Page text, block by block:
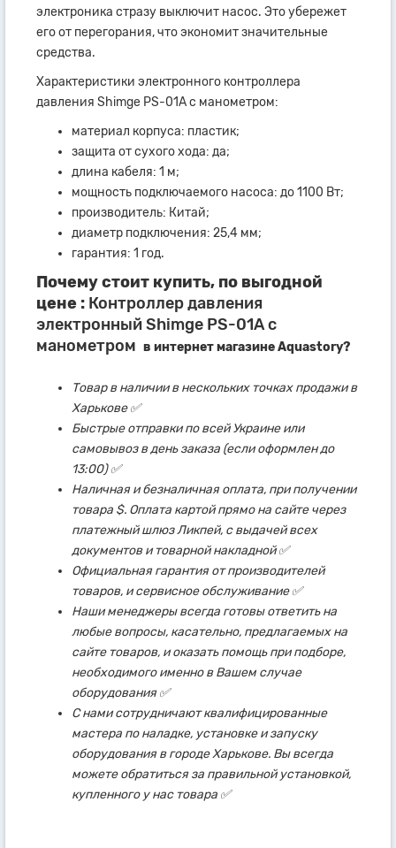
электроника стразу выключит насос. Это убережет
его от перегорания, что экономит значительные
средства.
Характеристики электронного контроллера
давления Shimge PS-01A с манометром:
материал корпуса: пластик;
защита от сухого хода: да;
длина кабеля: 1 м;
мощность подключаемого насоса: до 1100 Вт;
производитель: Китай;
диаметр подключения: 25,4 мм;
гарантия: 1 год.
Почему стоит купить, по выгодной
цене : Контроллер давления
электронный Shimge PS-01A с
манометром в интернет магазине Aquastory?
Товар в наличии в нескольких точках продажи в
Харькове ✅
Быстрые отправки по всей Украине или
самовывоз в день заказа (если оформлен до
13:00) ✅
Наличная и безналичная оплата, при получении
товара $. Оплата картой прямо на сайте через
платежный шлюз Ликпей, с выдачей всех
документов и товарной накладной ✅
Официальная гарантия от производителей
товаров, и сервисное обслуживание ✅
Наши менеджеры всегда готовы ответить на
любые вопросы, касательно, предлагаемых на
сайте товаров, и оказать помощь при подборе,
необходимого именно в Вашем случае
оборудования ✅
С нами сотрудничают квалифицированные
мастера по наладке, установке и запуску
оборудования в городе Харькове. Вы всегда
можете обратиться за правильной установкой,
купленного у нас товара ✅